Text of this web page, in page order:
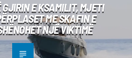
E KSAMILIT, MJETI
ME SKAFIN E
NJË VIKTIMË